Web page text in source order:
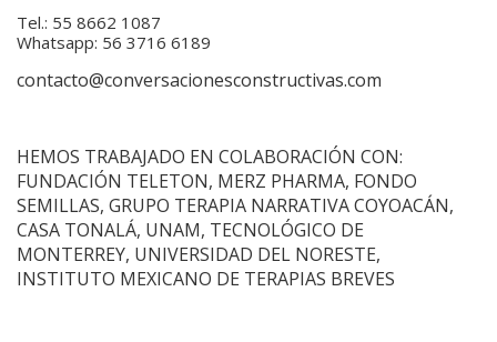
Tel.: 55 8662 1087
Whatsapp: 56 3716 6189
contacto@conversacionesconstructivas.com
HEMOS TRABAJADO EN COLABORACIÓN CON:
FUNDACIÓN TELETON, MERZ PHARMA, FONDO
SEMILLAS, GRUPO TERAPIA NARRATIVA COYOACÁN,
CASA TONALÁ, UNAM, TECNOLÓGICO DE
MONTERREY, UNIVERSIDAD DEL NORESTE,
INSTITUTO MEXICANO DE TERAPIAS BREVES